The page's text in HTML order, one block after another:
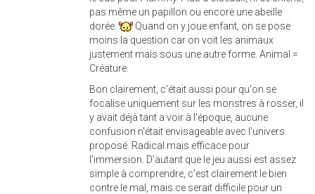
pas même un papillon ou encore une abeille
dorée.
Quand on y joue enfant, on se pose
moins la question car on voit les animaux
justement mais sous une autre forme. Animal =
Créature.
Bon clairement, c'était aussi pour qu'on se
focalise uniquement sur les monstres à rosser, il
y avait déjà tant a voir à l'époque, aucune
confusion n'était envisageable avec l'univers
proposé. Radical mais efficace pour
l'immersion. D'autant que le jeu aussi est assez
simple à comprendre, c'est clairement le bien
contre le mal, mais ce serait difficile pour un